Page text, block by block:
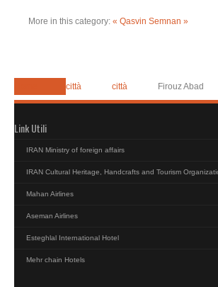
More in this category: « Qasvin Semnan »
città città Firouz Abad
Link Utili
IRAN Ministry of foreign affairs
IRAN Cultural Heritage, Handcrafts and Tourism
Mahan Airlines
Aseman Airlines
Esteghlal International Hotel
Mehr chain Hotels